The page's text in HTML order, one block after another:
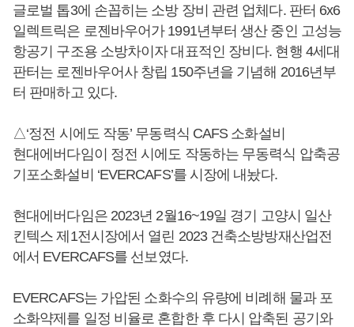
글로벌 톱3에 손꼽히는 소방 장비 관련 업체다. 판터 6x6
일렉트릭은 로젠바우어가 1991년부터 생산 중인 고성능
항공기 구조용 소방차이자 대표적인 장비다. 현행 4세대
판터는 로젠바우어사 창립 150주년을 기념해 2016년부
터 판매하고 있다.
△‘정전 시에도 작동’ 무동력식 CAFS 소화설비
현대에버다임이 정전 시에도 작동하는 무동력식 압축공
기포소화설비 ‘EVERCAFS’를 시장에 내놨다.
현대에버다임은 2023년 2월16~19일 경기 고양시 일산
킨텍스 제1전시장에서 열린 2023 건축소방방재산업전
에서 EVERCAFS를 선보였다.
EVERCAFS는 가압된 소화수의 유량에 비례해 물과 포
소화약제를 일정 비율로 혼합한 후 다시 압축된 공기와